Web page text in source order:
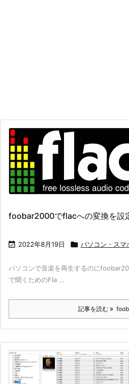
foobar2000でflacへの変換を設
 2022年8月19日  パソコン・スマ
パソコンで音楽を再生するのに
で聞くためのFla ...
記事を読む